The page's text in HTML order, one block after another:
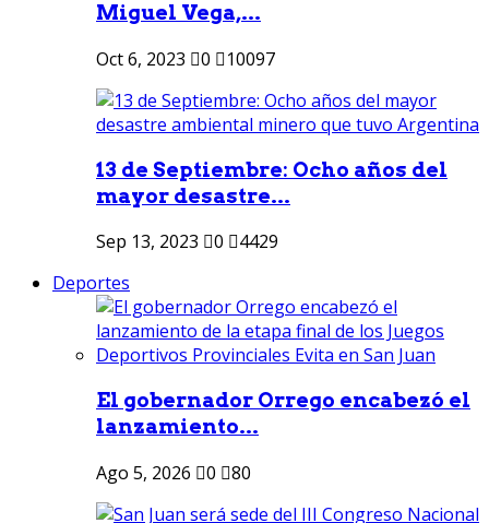
Miguel Vega,...
Oct 6, 2023 0 10097
13 de Septiembre: Ocho años del
mayor desastre...
Sep 13, 2023 0
4429
Deportes
El gobernador Orrego encabezó el
lanzamiento...
Ago 5, 2026 0 80